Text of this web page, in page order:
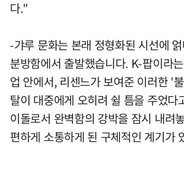
다."
-갸루 문화는 본래 정형화된 시선에
분방함에서 출발했습니다. K-팝이라
업 안에서, 리센느가 보여준 이러한 '
탈이 대중에게 오히려 쉴 틈을 주었다
이돌로서 완벽함의 강박을 잠시 내려
편하게 소통하게 된 구체적인 계기가